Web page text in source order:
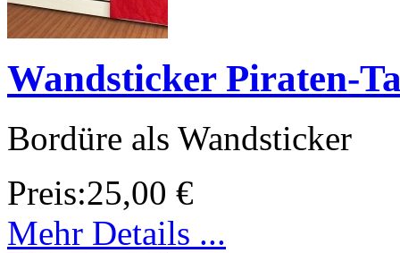
Wandsticker Piraten-
Bordüre als Wandsticker
Preis:25,00 €
Mehr Details ...